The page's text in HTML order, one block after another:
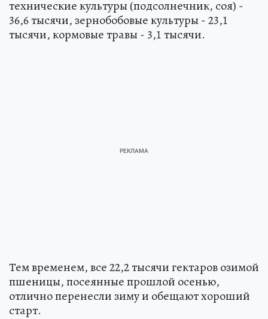
технические культуры (подсолнечник, соя) -
36,6 тысячи, зернобобовые культуры - 23,1
тысячи, кормовые травы - 3,1 тысячи.
Тем временем, все 22,2 тысячи гектаров озимой
пшеницы, посеянные прошлой осенью,
отлично перенесли зиму и обещают хороший
старт.